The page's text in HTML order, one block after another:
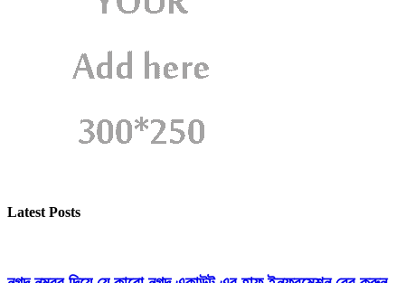
Latest Posts